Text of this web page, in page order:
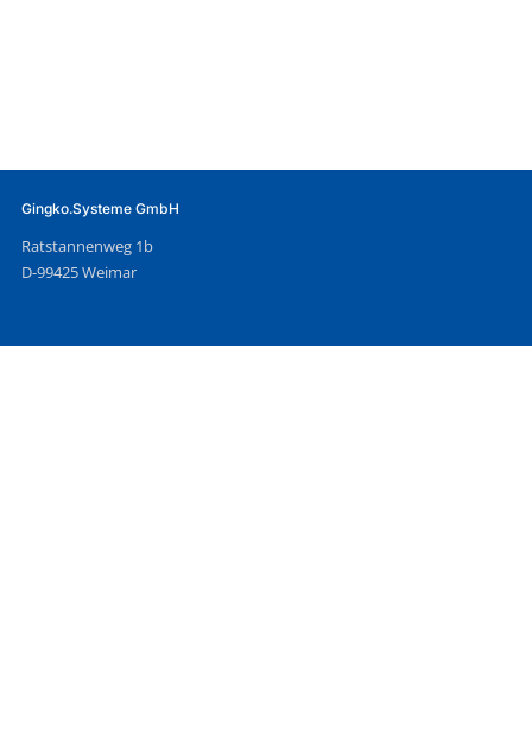
Gingko.Systeme GmbH
Ratstannenweg 1b
D-99425 Weimar